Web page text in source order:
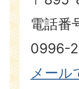
電話番
0996-
メール